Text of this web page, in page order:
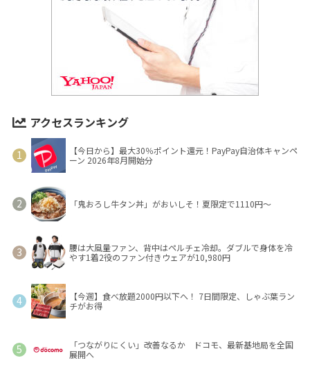
アクセスランキング
【今日から】最大30％ポイント還元！PayPay自治体キャンペ
ーン 2026年8月開始分
「鬼おろし牛タン丼」がおいしそ！夏限定で1110円～
腰は大風量ファン、背中はペルチェ冷却。ダブルで身体を冷
やす1着2役のファン付きウェアが10,980円
【今週】食べ放題2000円以下へ！ 7日間限定、しゃぶ葉ラン
チがお得
「つながりにくい」改善なるか ドコモ、最新基地局を全国
展開へ